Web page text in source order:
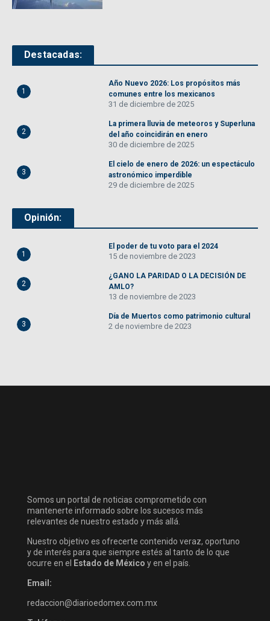
Destacadas:
1
Año Nuevo 2026: Los propósitos más
comunes entre los mexicanos
31 de diciembre de 2025
2
La primera lluvia de meteoros y Superluna
del año coincidirán en enero
30 de diciembre de 2025
3
El cielo de enero de 2026: un espectáculo
astronómico imperdible
29 de diciembre de 2025
Opinión:
1
El poder de tu voto para el 2024
15 de noviembre de 2023
2
¿GANO LA PARIDAD O LA DECISIÓN DE
AMLO?
13 de noviembre de 2023
3
Día de Muertos como patrimonio cultural
2 de noviembre de 2023
Somos un portal de noticias comprometido con
mantenerte informado sobre los sucesos más
relevantes de nuestro estado y más allá.
Nuestro objetivo es ofrecerte contenido veraz, oportuno
y de interés para que siempre estés al tanto de lo que
ocurre en el
Estado de México y en el país.
Email:
redaccion@diarioedomex.com.mx